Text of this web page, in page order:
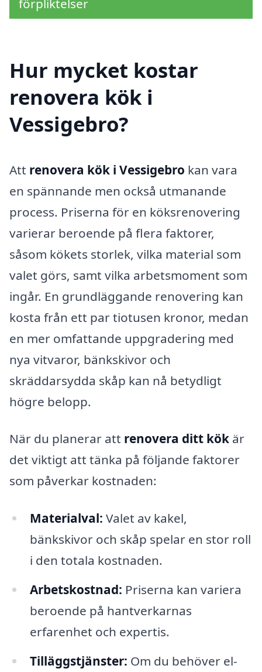
förpliktelser
Hur mycket kostar
renovera kök i
Vessigebro?
Att renovera kök i Vessigebro kan vara
en spännande men också utmanande
process. Priserna för en köksrenovering
varierar beroende på flera faktorer,
såsom kökets storlek, vilka material som
valet görs, samt vilka arbetsmoment som
ingår. En grundläggande renovering kan
kosta från ett par tiotusen kronor, medan
en mer omfattande uppgradering med
nya vitvaror, bänkskivor och
skräddarsydda skåp kan nå betydligt
högre belopp.
När du planerar att renovera ditt kök är
det viktigt att tänka på följande faktorer
som påverkar kostnaden:
Materialval: Valet av kakel,
bänkskivor och skåp spelar en stor roll
i den totala kostnaden.
Arbetskostnad: Priserna kan variera
beroende på hantverkarnas
erfarenhet och expertis.
Tilläggstjänster: Om du behöver el-